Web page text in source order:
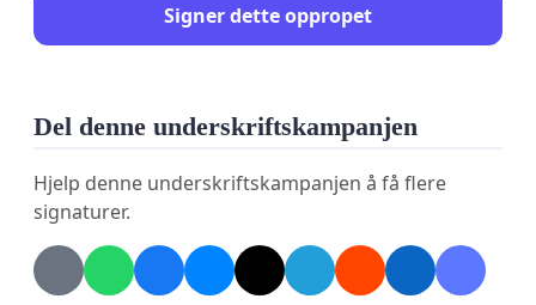
Signer dette oppropet
Del denne underskriftskampanjen
Hjelp denne underskriftskampanjen å få flere
signaturer.